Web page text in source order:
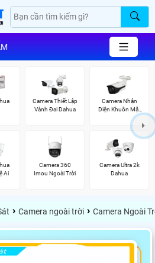
Camera Thiết Lập
Vành Đai Dahua
Camera Nhận
Diện Khuôn Mặt
Ai
Camera 360
Imou Ngoài Trời
Camera Ultra 2k
Dahua
› Camera ngoài trời › Camera Ngoài